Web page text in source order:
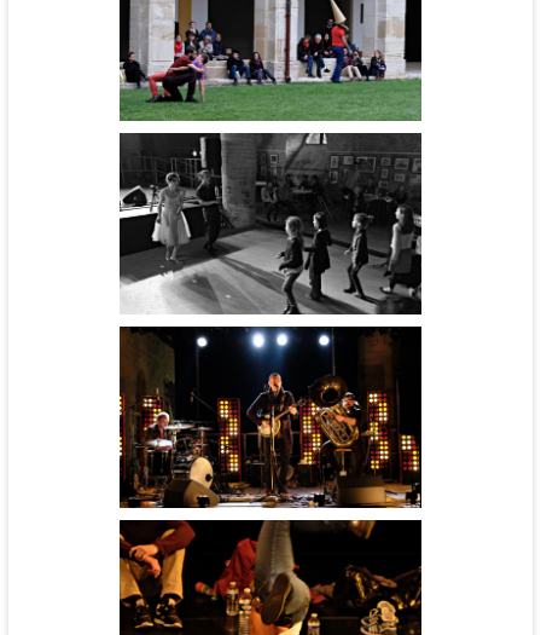
Noos
Coup de Foudre à Berzé-la-
ville - cie Le grand jeté !
Hydre - CCNR
Cinébal - cie l'Aéronef
Gliz